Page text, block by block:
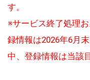
す。
※サービス終了処理
録情報は2026年6月
中、登録情報は当該